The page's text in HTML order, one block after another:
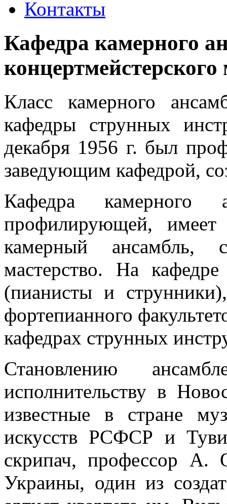
Контакты
Кафедра камерного
концертмейстерского
Класс камерного
кафедры струнных
декабря 1956 г. был
заведующим кафедрой,
Кафедра камерного
профилирующей,
камерный ансамбль,
мастерство. На
(пианисты и
фортепианного
кафедрах струнных
Становлению
исполнительству в
известные в стране
искусств РСФСР и
скрипач, профессор А.
Украины, один из